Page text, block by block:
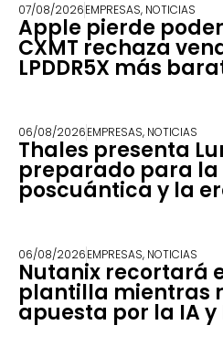
07/08/2026EMPRESAS, NOTICIAS
Apple pierde
CXMT rechaza
LPDDR5X más
06/08/2026EMPRESAS, NOTICIAS
Thales presenta
preparado para
poscuántica y la
06/08/2026EMPRESAS, NOTICIAS
Nutanix recortará
plantilla mientras
apuesta por la IA